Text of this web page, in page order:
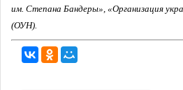
им. Степана Бандеры», «Организация
(ОУН).